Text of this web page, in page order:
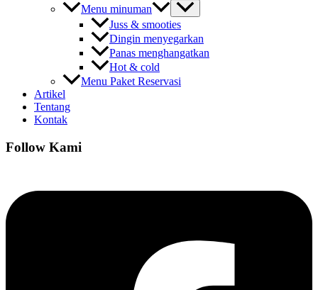
Menu minuman
Juss & smooties
Dingin menyegarkan
Panas menghangatkan
Hot & cold
Menu Paket Reservasi
Artikel
Tentang
Kontak
Follow Kami